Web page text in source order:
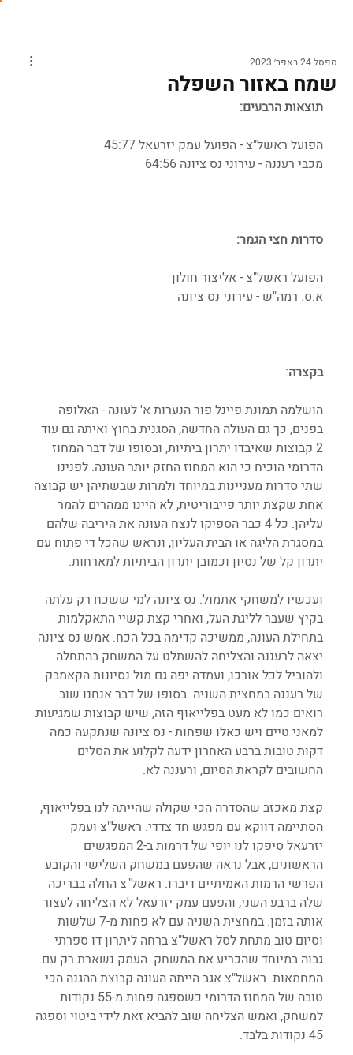
שמח באזור השפלה
ספסל24 באפר׳ 2023
תוצאות הרבעים:
הפועל ראשל"צ - הפועל עמק יזרעאל 45:77
מכבי רעננה - עירוני נס ציונה 64:56
סדרות חצי הגמר:
הפועל ראשל"צ - אליצור חולון
א.ס. רמה"ש - עירוני נס ציונה
בקצרה:
הושלמה תמונת פיינל פור הנערות א' לעונה - האלופה
בפנים, כך גם העולה החדשה, הסגנית בחוץ ואיתה גם עוד
2 קבוצות שאיבדו יתרון ביתיות, ובסופו של דבר המחוז
הדרומי הוכיח כי הוא המחוז החזק יותר העונה. לפנינו
שתי סדרות מעניינות במיוחד ולמרות שבשתיהן יש קבוצה
אחת שקצת יותר פייבוריטית, לא היינו ממהרים להמר
עליהן. כל 4 כבר הספיקו לנצח העונה את היריבה שלהם
במסגרת הליגה או הבית העליון, ונראש שהכל די פתוח עם
יתרון קל של נסיון וכמובן יתרון הביתיות למארחות.
ועכשיו למשחקי אתמול. נס ציונה למי ששכח רק עלתה
בקיץ שעבר לליגת העל, ואחרי קצת קשיי התאקלמות
בתחילת העונה, ממשיכה קדימה בכל הכח. אמש נס ציונה
יצאה לרעננה והצליחה להשתלט על המשחק בהתחלה
ולהוביל לכל אורכו, ועמדה יפה גם מול נסיונות הקאמבק
של רעננה במחצית השניה. בסופו של דבר אנחנו שוב
רואים כמו לא מעט בפלייאוף הזה, שיש קבוצות שמגיעות
למאני טיים ויש כאלו שפחות - נס ציונה שנתקעה כמה
דקות טובות ברבע האחרון ידעה לקלוע את הסלים
החשובים לקראת הסיום, ורעננה לא.
קצת מאכזב שהסדרה הכי שקולה שהייתה לנו בפלייאוף,
הסתיימה דווקא עם מפגש חד צדדי. ראשל"צ ועמק
יזרעאל סיפקו לנו יופי של דרמות ב-2 המפגשים
הראשונים, אבל נראה שהפעם במשחק השלישי והקובע
הפרשי הרמות האמיתיים דיברו. ראשל"צ החלה בבריכה
שלה ברבע השני, והפעם עמק יזרעאל לא הצליחה לעצור
אותה בזמן. במחצית השניה עם לא פחות מ-7 שלשות
וסיום טוב מתחת לסל ראשל"צ ברחה ליתרון דו ספרתי
גבוה במיוחד שהכריע את המשחק. העמק נשארת רק עם
המחמאות. ראשל"צ אגב הייתה העונה קבוצת ההגנה הכי
טובה של המחוז הדרומי כשספגה פחות מ-55 נקודות
למשחק, ואמש הצליחה שוב להביא זאת לידי ביטוי וספגה
45 נקודות בלבד.